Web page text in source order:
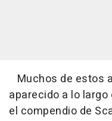
Muchos de estos
aparecido a lo largo
el compendio de